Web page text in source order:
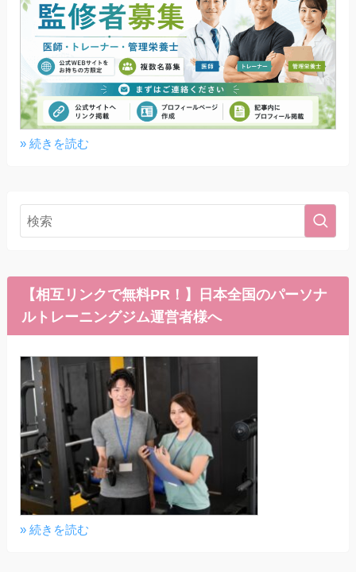
» 続きを読む
【相互リンクで無料PR！】日本全国のパーソナ
ルトレーニングジム運営者様へ
» 続きを読む